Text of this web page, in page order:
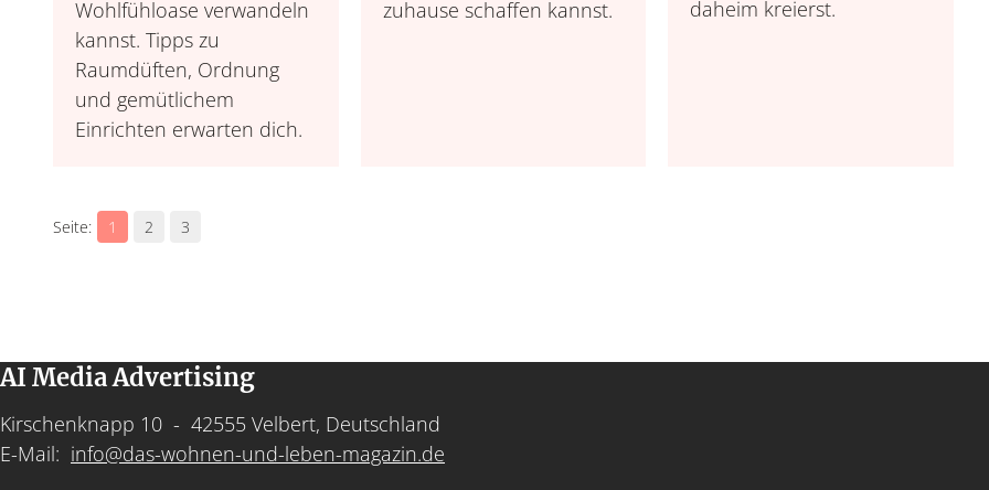
Wohlfühloase verwandeln
kannst. Tipps zu
Raumdüften, Ordnung
und gemütlichem
Einrichten erwarten dich.
zuhause schaffen kannst.
daheim kreierst.
1 2 3
AI Media Advertising
Kirschenknapp 10 - 42555 Velbert, Deutschland
E-Mail: info@das-wohnen-und-leben-magazin.de